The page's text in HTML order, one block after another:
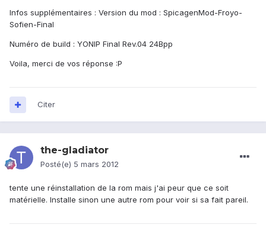
Infos supplémentaires : Version du mod : SpicagenMod-Froyo-
Sofien-Final
Numéro de build : YONIP Final Rev.04 24Bpp
Voila, merci de vos réponse :P
Citer
the-gladiator
Posté(e) 5 mars 2012
tente une réinstallation de la rom mais j'ai peur que ce soit
matérielle. Installe sinon une autre rom pour voir si sa fait pareil.